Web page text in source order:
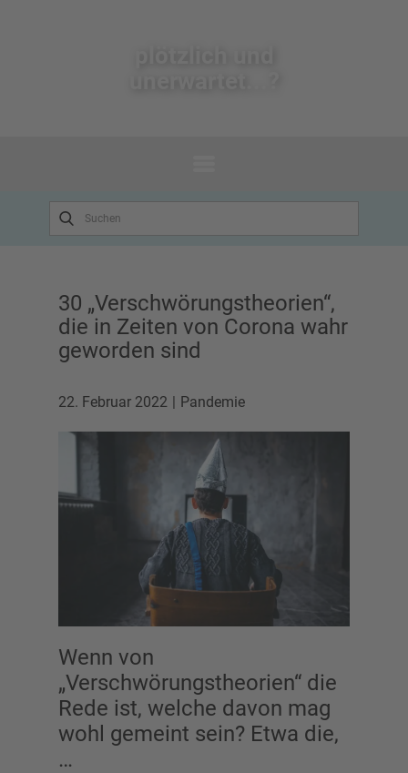
30 „Verschwörungstheorien“,
die in Zeiten von Corona wahr
geworden sind
22. Februar 2022 Pandemie
Wenn von
„Verschwörungstheorien“ die
Rede ist, welche davon mag
wohl gemeint sein? Etwa die,
…